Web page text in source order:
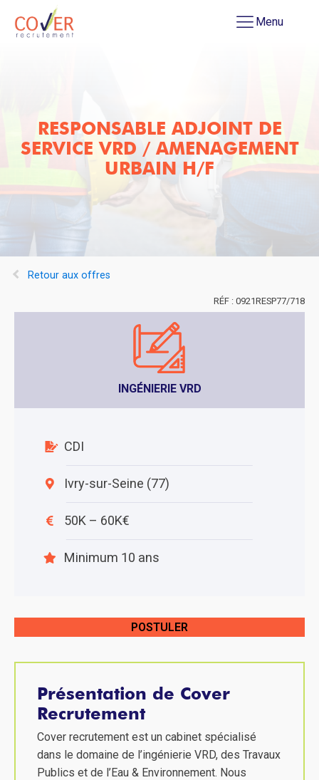
Menu
RESPONSABLE ADJOINT DE
SERVICE VRD / AMENAGEMENT
URBAIN H/F
Retour aux offres
0921RESP77/718
Présentation de Cover
Recrutement
Cover recrutement est un cabinet spécialisé
dans le domaine de l’ingénierie VRD, des Travaux
Publics et de l’Eau & Environnement. Nous
INGÉNIERIE VRD
CDI
Ivry-sur-Seine (77)
50K – 60K€
Minimum 10 ans
POSTULER